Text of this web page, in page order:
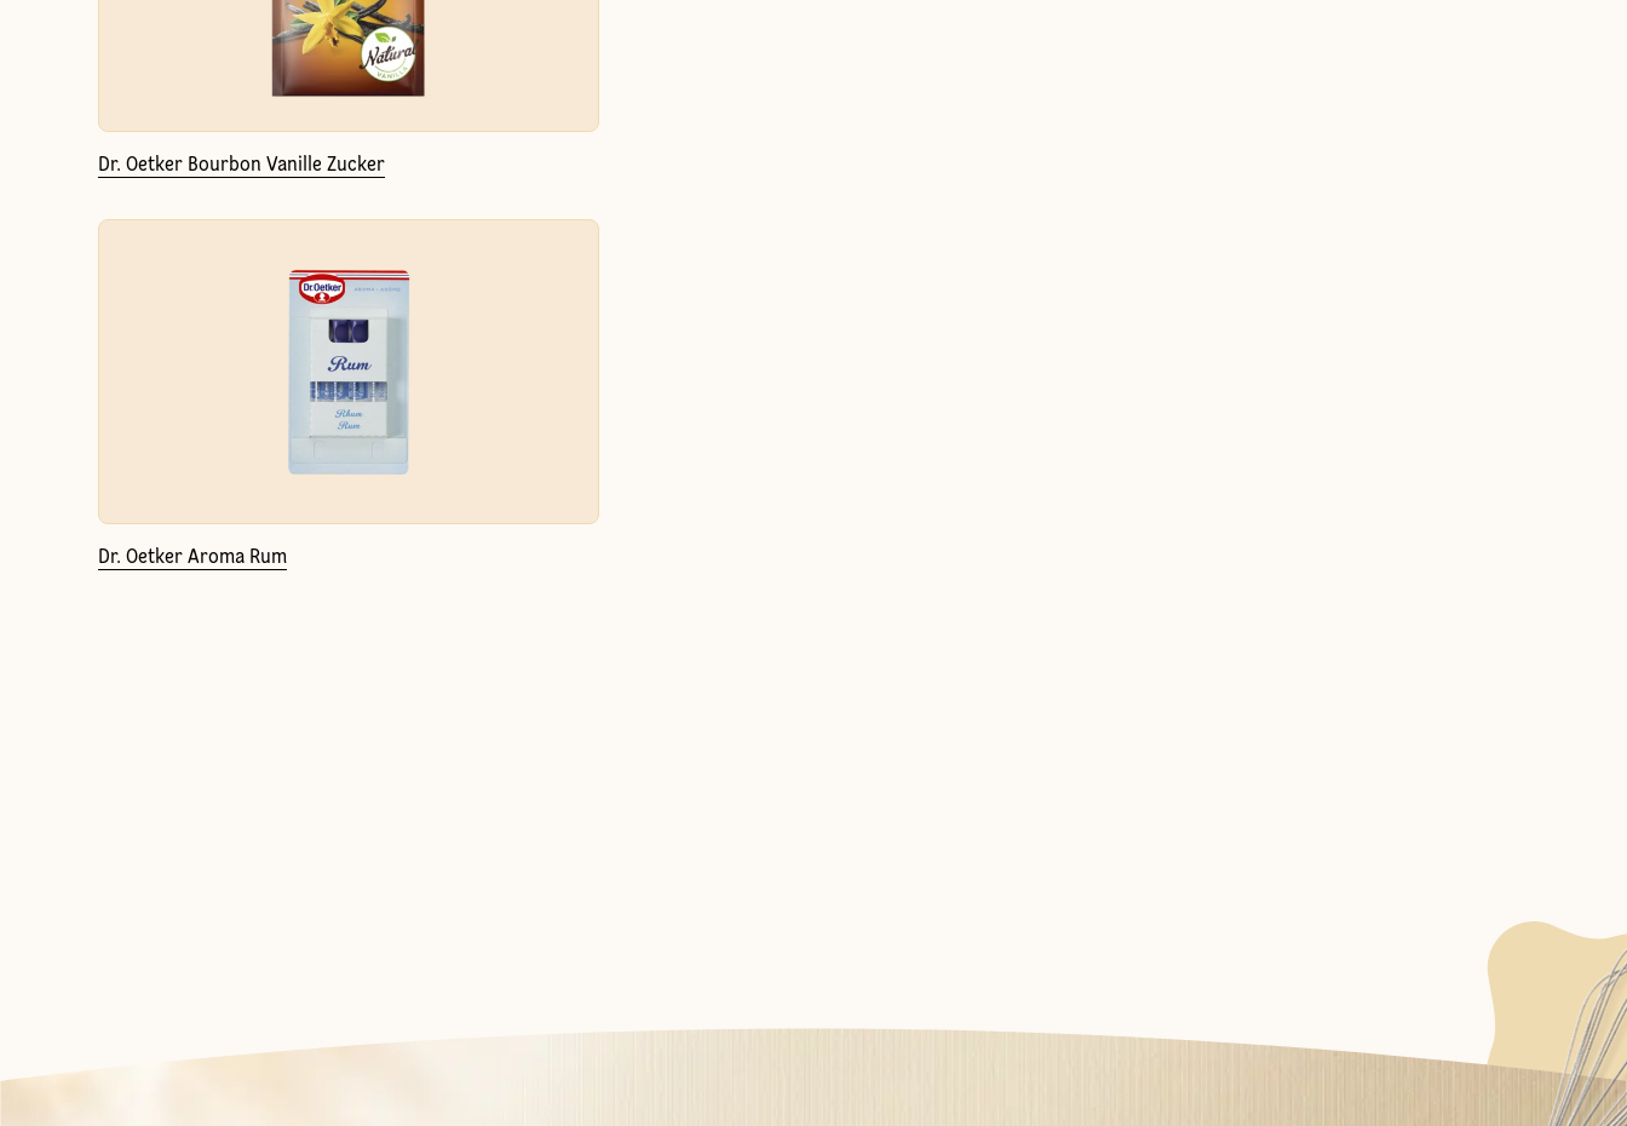
Dr. Oetker Bourbon Vanille Zucker
Dr. Oetker Aroma Rum